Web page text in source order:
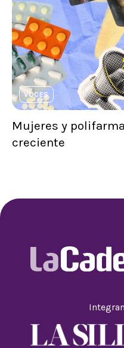
VOCES
Mujeres y
creciente